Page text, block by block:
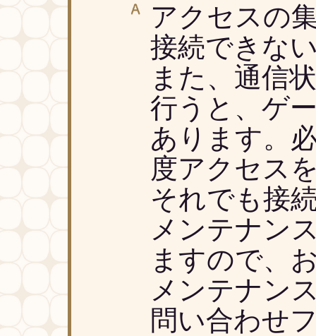
アクセスの
接続できな
また、通信
行うと、ゲ
あります。
度アクセス
それでも接
メンテナン
ますので、
メンテナン
問い合わせ